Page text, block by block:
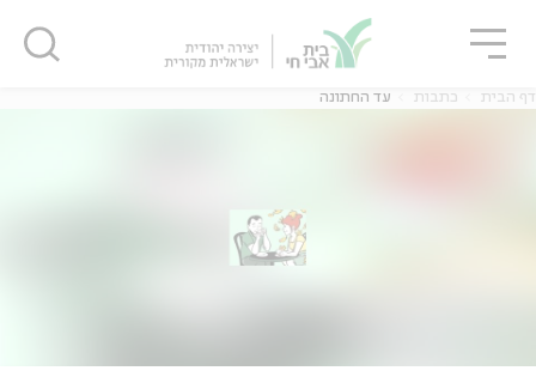
אנגלית
דף הבית כתבות עד החתונה
סגור